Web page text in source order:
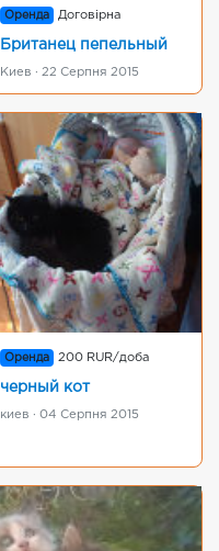
Оренда Договірна
Британец пепельный
Киев · 22 Серпня 2015
Оренда 200 RUR/доба
черный кот
киев · 04 Серпня 2015